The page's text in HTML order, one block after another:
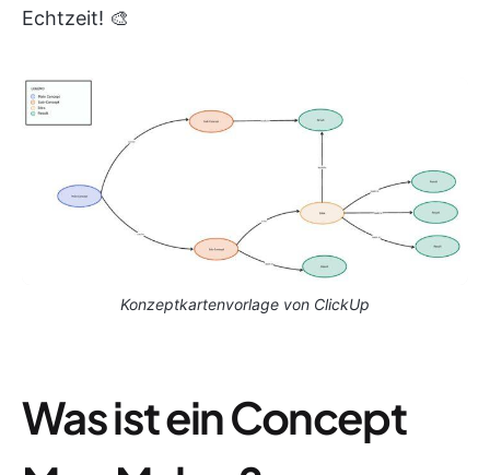
Echtzeit! 🎨
Konzeptkartenvorlage von ClickUp
Was ist ein Concept